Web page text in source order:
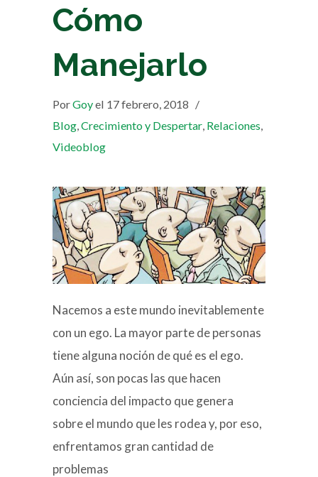
Cómo
Manejarlo
PorGoyel 17 febrero, 2018 /
Blog,Crecimiento y Despertar, Relaciones,
Videoblog
Nacemos a este mundo inevitablemente
con un ego. La mayor parte de personas
tiene alguna noción de qué es el ego.
Aún así, son pocas las que hacen
conciencia del impacto que genera
sobre el mundo que les rodea y, por eso,
enfrentamos gran cantidad de
problemas